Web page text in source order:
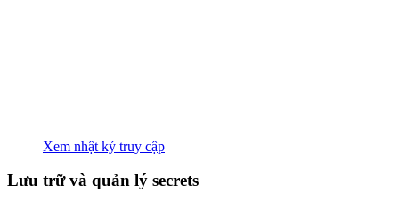
Xem nhật ký truy cập
Lưu trữ và quản lý secrets